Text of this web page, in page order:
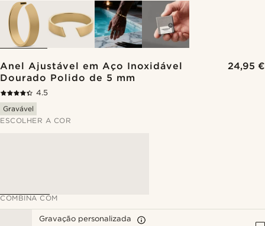
Anel Ajustável em Aço Inoxidável
Dourado Polido de 5 mm
24,95 €
4.5
Gravável
ESCOLHER A COR
COMBINA COM
Gravação personalizada